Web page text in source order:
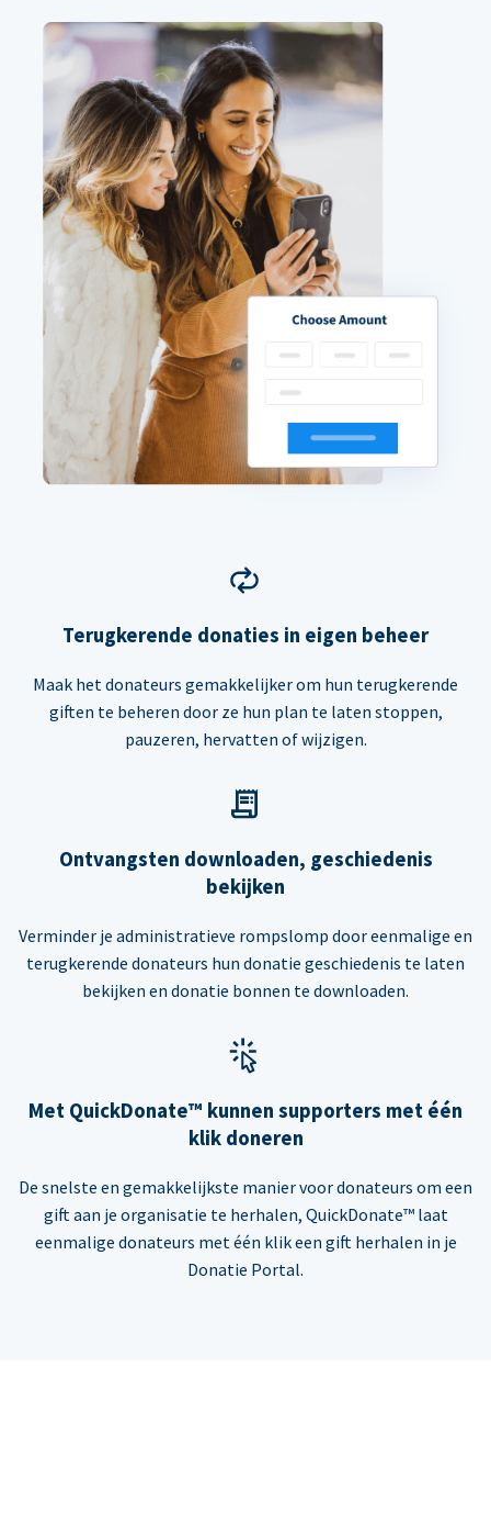
Terugkerende donaties in eigen beheer
Maak het donateurs gemakkelijker om hun terugkerende
giften te beheren door ze hun plan te laten stoppen,
pauzeren, hervatten of wijzigen.
Ontvangsten downloaden, geschiedenis
bekijken
Verminder je administratieve rompslomp door eenmalige en
terugkerende donateurs hun donatie geschiedenis te laten
bekijken en donatie bonnen te downloaden.
Met QuickDonate™ kunnen supporters met één
klik doneren
De snelste en gemakkelijkste manier voor donateurs om een
gift aan je organisatie te herhalen, QuickDonate™ laat
eenmalige donateurs met één klik een gift herhalen in je
Donatie Portal.